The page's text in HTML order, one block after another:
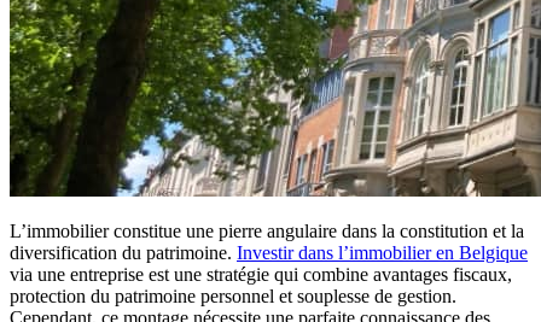
L’immobilier constitue une pierre angulaire dans la constitution et la
diversification du patrimoine. Investir dans l’immobilier en Belgique
via une entreprise est une stratégie qui combine avantages fiscaux,
protection du patrimoine personnel et souplesse de gestion.
Cependant, ce montage nécessite une parfaite connaissance des